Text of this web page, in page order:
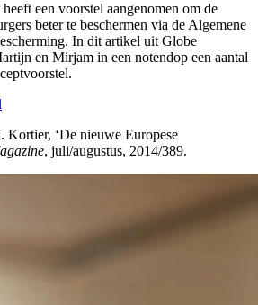
een voorstel aangenomen om de
beter te beschermen via de Algemene
In dit artikel uit Globe
en Mirjam in een notendop een aantal
‘De nieuwe Europese
, juli/augustus, 2014/389.